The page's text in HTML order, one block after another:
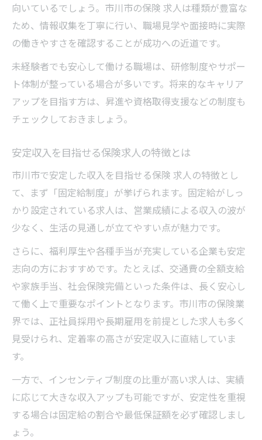
向いているでしょう。市川市の保険 求人は種類が豊富な
ため、情報収集を丁寧に行い、職場見学や面接時に実際
の働きやすさを確認することが成功への近道です。
未経験者でも安心して働ける職場は、研修制度やサポー
ト体制が整っている場合が多いです。将来的なキャリア
アップを目指す方は、昇進や資格取得支援などの制度も
チェックしておきましょう。
安定収入を目指せる保険求人の特徴とは
市川市で安定した収入を目指せる保険 求人の特徴とし
て、まず「固定給制度」が挙げられます。固定給がしっ
かり設定されている求人は、営業成績による収入の波が
少なく、生活の見通しが立てやすい点が魅力です。
さらに、福利厚生や各種手当が充実している企業も安定
志向の方におすすめです。たとえば、交通費の全額支給
や家族手当、社会保険完備といった条件は、長く安心し
て働く上で重要なポイントとなります。市川市の保険業
界では、正社員採用や長期雇用を前提とした求人も多く
見受けられ、定着率の高さが安定収入に直結していま
す。
一方で、インセンティブ制度の比重が高い求人は、実績
に応じて大きな収入アップも可能ですが、安定性を重視
する場合は固定給の割合や最低保証額を必ず確認しまし
ょう。